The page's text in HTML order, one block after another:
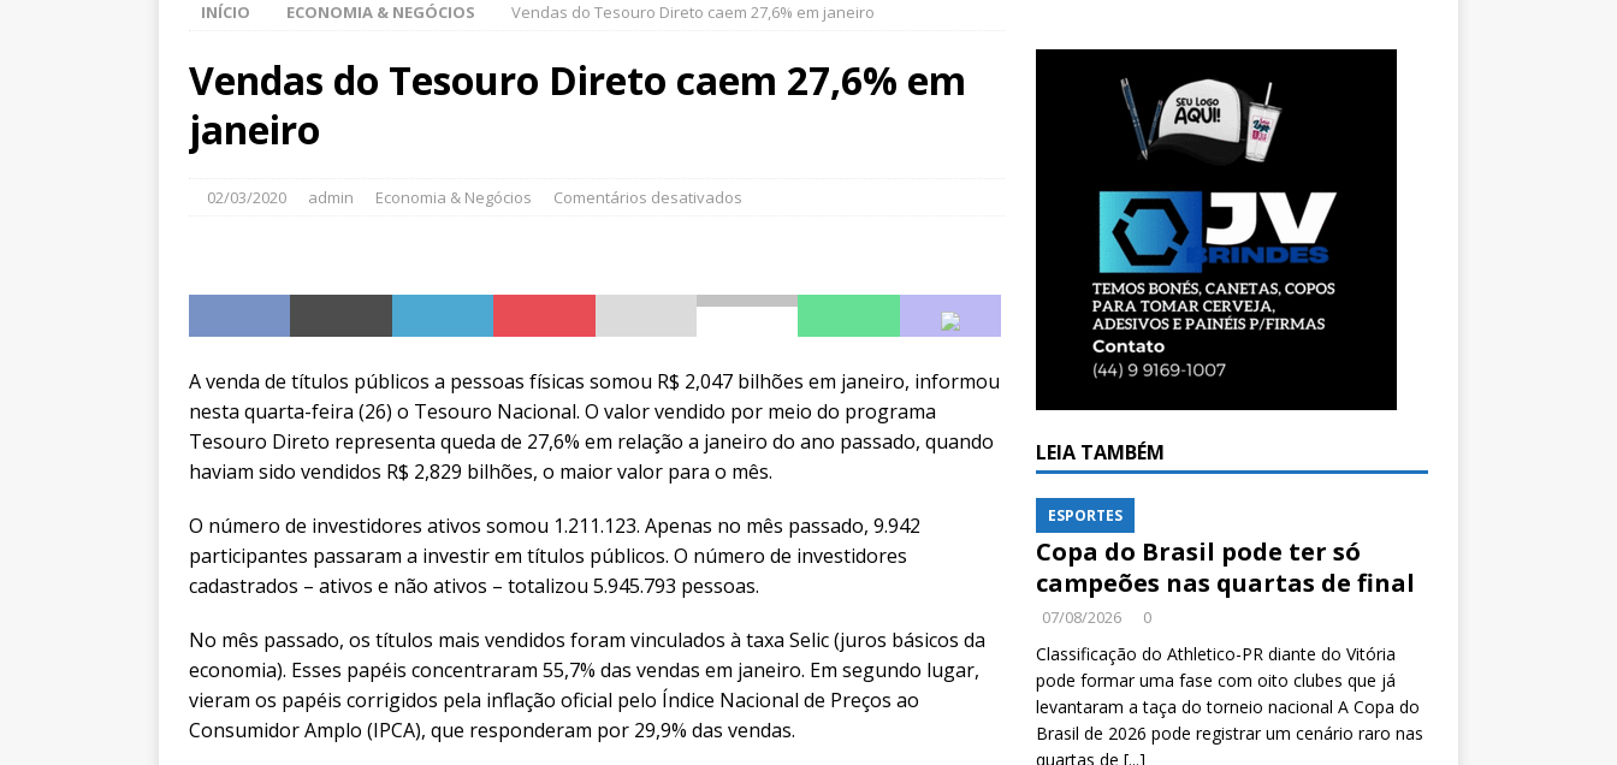
INÍCIO ECONOMIA & NEGÓCIOS Vendas do Tesouro Direto caem 27,6% em janeiro
Vendas do Tesouro Direto caem 27,6% em
janeiro
02/03/2020 admin Economia & Negócios Comentários desativados
A venda de títulos públicos a pessoas físicas somou R$ 2,047 bilhões em janeiro, informou
nesta quarta-feira (26) o Tesouro Nacional. O valor vendido por meio do programa
Tesouro Direto representa queda de 27,6% em relação a janeiro do ano passado, quando
haviam sido vendidos R$ 2,829 bilhões, o maior valor para o mês.
O número de investidores ativos somou 1.211.123. Apenas no mês passado, 9.942
participantes passaram a investir em títulos públicos. O número de investidores
cadastrados – ativos e não ativos – totalizou 5.945.793 pessoas.
No mês passado, os títulos mais vendidos foram vinculados à taxa Selic (juros básicos da
economia). Esses papéis concentraram 55,7% das vendas em janeiro. Em segundo lugar,
vieram os papéis corrigidos pela inflação oficial pelo Índice Nacional de Preços ao
Consumidor Amplo (IPCA), que responderam por 29,9% das vendas.
LEIA TAMBÉM
ESPORTES
Copa do Brasil pode ter só
campeões nas quartas de final
07/08/2026 0
Classificação do Athletico-PR diante do Vitória
pode formar uma fase com oito clubes que já
levantaram a taça do torneio nacional A Copa do
Brasil de 2026 pode registrar um cenário raro nas
quartas de [...]